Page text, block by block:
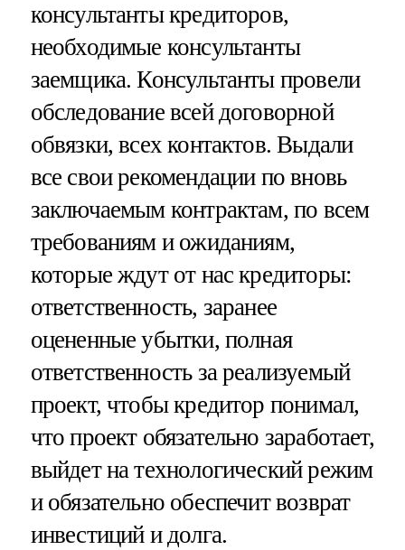
консультанты кредиторов,
необходимые консультанты
заемщика. Консультанты провели
обследование всей договорной
обвязки, всех контактов. Выдали
все свои рекомендации по вновь
заключаемым контрактам, по всем
требованиям и ожиданиям,
которые ждут от нас кредиторы:
ответственность, заранее
оцененные убытки, полная
ответственность за реализуемый
проект, чтобы кредитор понимал,
что проект обязательно заработает,
выйдет на технологический режим
и обязательно обеспечит возврат
инвестиций и долга.